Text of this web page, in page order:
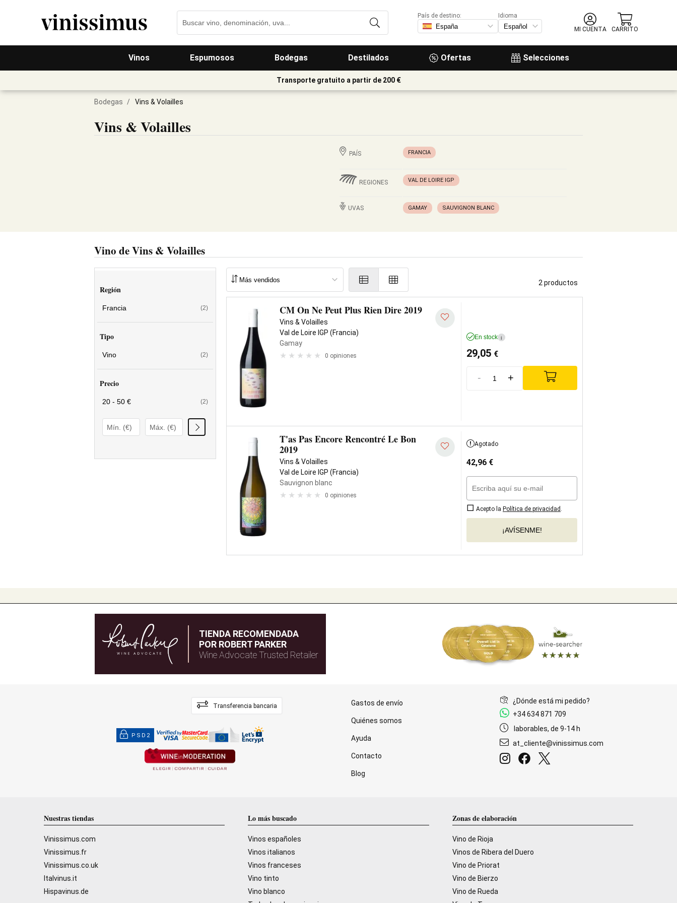
Vinos Espumosos Bodegas Destilados Ofertas Selecciones
País de destino:
Idioma
MI CUENTA
CARRITO
Transporte gratuito a partir de 200 €
Bodegas / Vins & Volailles
Vins & Volailles
PAÍS FRANCIA
REGIONES VAL DE LOIRE IGP
UVAS GAMAY SAUVIGNON BLANC
Vino de Vins & Volailles
Región
Francia (2)
Tipo
Vino (2)
Precio
20 - 50 € (2)
2 productos
CM On Ne Peut Plus Rien Dire 2019
Vins & Volailles
Val de Loire IGP (Francia)
Gamay
0 opiniones
En stock i
29,05 €
- +
T'as Pas Encore Rencontré Le Bon
2019
Vins & Volailles
Val de Loire IGP (Francia)
Sauvignon blanc
0 opiniones
Agotado
42,96 €
Acepto la Política de privacidad
¡AVÍSENME!
TIENDA RECOMENDADA
POR ROBERT PARKER
Wine Advocate Trusted Retailer
Transferencia bancaria
PSD2
Gastos de envío
Quiénes somos
Ayuda
Contacto
Blog
¿Dónde está mi pedido?
+34 634 871 709
laborables, de 9-14 h
at_cliente@vinissimus.com
Nuestras tiendas
Vinissimus.com
Vinissimus.fr
Vinissimus.co.uk
Italvinus.it
Hispavinus.de
Lo más buscado
Vinos españoles
Vinos italianos
Vinos franceses
Vino tinto
Vino blanco
Zonas de elaboración
Vino de Rioja
Vinos de Ribera del Duero
Vino de Priorat
Vino de Bierzo
Vino de Rueda